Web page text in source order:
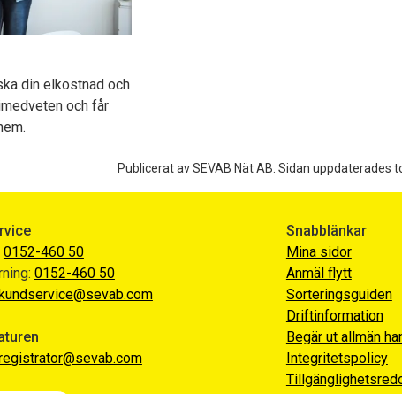
din elkostnad och
och får
Publicerat av SEVAB Nät AB. Sidan uppdaterades
0152-460 50
0152-460 50
Snabblänkar
Mina sidor
Anmäl flytt
Sorteringsguiden
Driftinformation
Begär ut allmän
Integritetspolicy